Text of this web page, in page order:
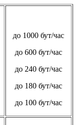
до 1000 бут/час
до 600 бут/час
до 240 бут/час
до 180 бут/час
до 100 бут/час